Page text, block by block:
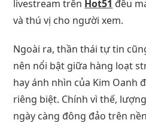
livestream trên Hot51 đều
và thú vị cho người xem.
Ngoài ra, thần thái tự tin
nên nổi bật giữa hàng loạt
hay ánh nhìn của Kim Oanh
riêng biệt. Chính vì thế,
ngày càng đông đảo trên